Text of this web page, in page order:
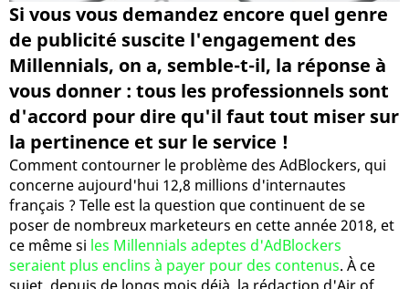
Si vous vous demandez encore quel genre
de publicité suscite l'engagement des
Millennials, on a, semble-t-il, la réponse à
vous donner : tous les professionnels sont
d'accord pour dire qu'il faut tout miser sur
la pertinence et sur le service !
Comment contourner le problème des AdBlockers, qui
concerne aujourd'hui 12,8 millions d'internautes
français ? Telle est la question que continuent de se
poser de nombreux marketeurs en cette année 2018, et
ce même si les Millennials adeptes d'AdBlockers
seraient plus enclins à payer pour des contenus. À ce